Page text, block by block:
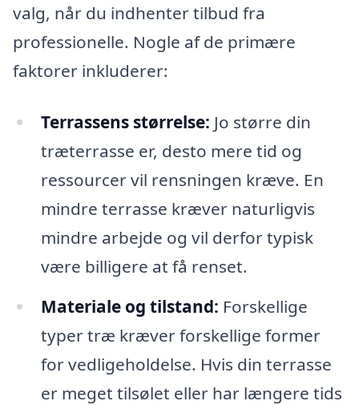
valg, når du indhenter tilbud fra
professionelle. Nogle af de primære
faktorer inkluderer:
Terrassens størrelse: Jo større din
træterrasse er, desto mere tid og
ressourcer vil rensningen kræve. En
mindre terrasse kræver naturligvis
mindre arbejde og vil derfor typisk
være billigere at få renset.
Materiale og tilstand: Forskellige
typer træ kræver forskellige former
for vedligeholdelse. Hvis din terrasse
er meget tilsølet eller har længere tids